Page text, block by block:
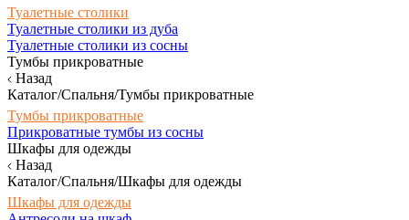
Туалетные столики
Туалетные столики из дуба
Туалетные столики из сосны
Тумбы прикроватные
Назад
Каталог/Спальня/Тумбы прикроватные
Тумбы прикроватные
Прикроватные тумбы из сосны
Шкафы для одежды
Назад
Каталог/Спальня/Шкафы для одежды
Шкафы для одежды